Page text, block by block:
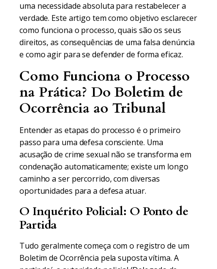
uma necessidade absoluta para restabelecer a
verdade. Este artigo tem como objetivo esclarecer
como funciona o processo, quais são os seus
direitos, as consequências de uma falsa denúncia
e como agir para se defender de forma eficaz.
Como Funciona o Processo
na Prática? Do Boletim de
Ocorrência ao Tribunal
Entender as etapas do processo é o primeiro
passo para uma defesa consciente. Uma
acusação de crime sexual não se transforma em
condenação automaticamente; existe um longo
caminho a ser percorrido, com diversas
oportunidades para a defesa atuar.
O Inquérito Policial: O Ponto de
Partida
Tudo geralmente começa com o registro de um
Boletim de Ocorrência pela suposta vítima. A